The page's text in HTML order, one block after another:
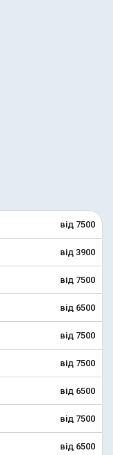
від 7500
від 3900
від 7500
від 6500
від 7500
від 7500
від 6500
від 7500
від 6500